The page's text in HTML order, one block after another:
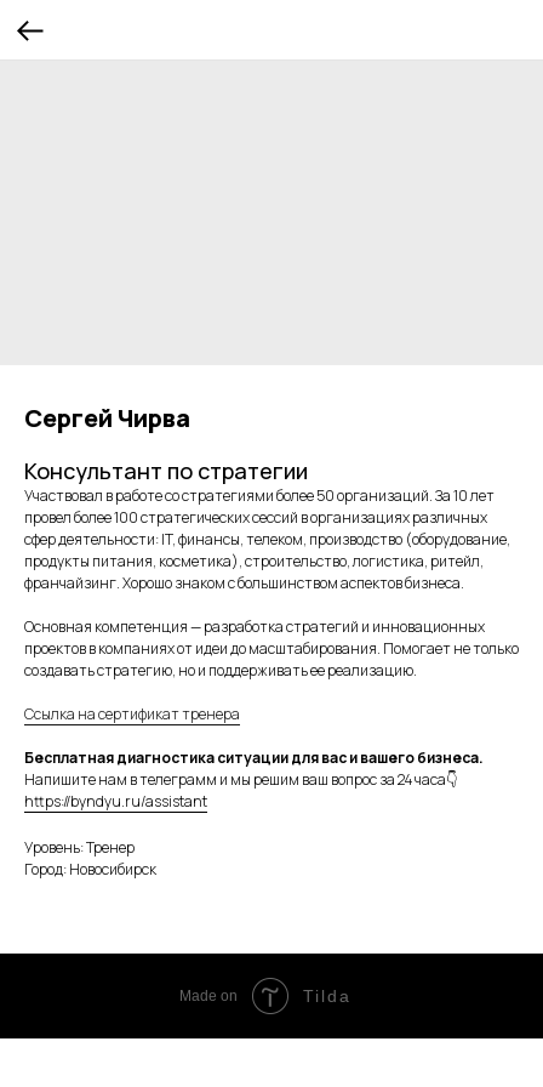
Сергей Чирва
Консультант по стратегии
Участвовал в работе со стратегиями более 50 организаций. За 10 лет
провел более 100 стратегических сессий в организациях различных
сфер деятельности: IT, финансы, телеком, производство (оборудование,
продукты питания, косметика), строительство, логистика, ритейл,
франчайзинг. Хорошо знаком с большинством аспектов бизнеса.
Основная компетенция — разработка стратегий и инновационных
проектов в компаниях от идеи до масштабирования. Помогает не только
создавать стратегию, но и поддерживать ее реализацию.
Ссылка на сертификат тренера
Бесплатная диагностика ситуации для вас и вашего бизнеса.
Напишите нам в телеграмм и мы решим ваш вопрос за 24 часа👇
https://byndyu.ru/assistant
Уровень: Тренер
Город: Новосибирск
Made on Tilda